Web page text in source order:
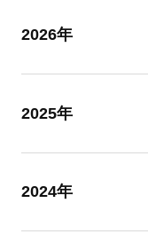
2026年
2025年
2024年